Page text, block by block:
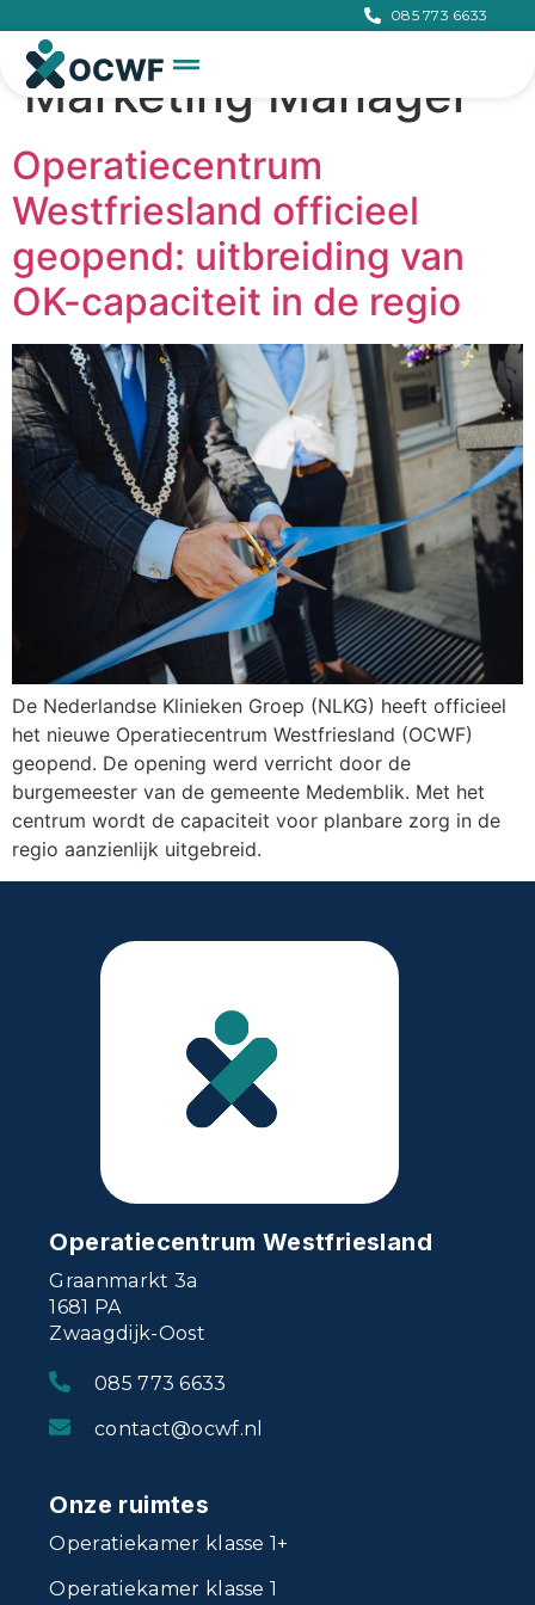
085 773 6633
Author:S. Rijks
Marketing Manager
Operatiecentrum
Westfriesland officieel
geopend: uitbreiding van
OK-capaciteit in de regio
De Nederlandse Klinieken Groep (NLKG) heeft officieel
het nieuwe Operatiecentrum Westfriesland (OCWF)
geopend. De opening werd verricht door de
burgemeester van de gemeente Medemblik. Met het
centrum wordt de capaciteit voor planbare zorg in de
regio aanzienlijk uitgebreid.
Operatiecentrum Westfriesland
Graanmarkt 3a
1681 PA
Zwaagdijk-Oost
085 773 6633
contact@ocwf.nl
Onze ruimtes
Operatiekamer klasse 1+
Operatiekamer klasse 1